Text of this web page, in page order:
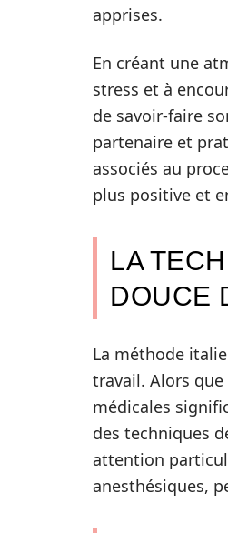
apprises.
En créant une
stress et à
de savoir-faire
partenaire et
associés au
plus positive et
LA
DOUCE
La méthode
travail. Alors
médicales
des techniques
attention
anesthésiques,